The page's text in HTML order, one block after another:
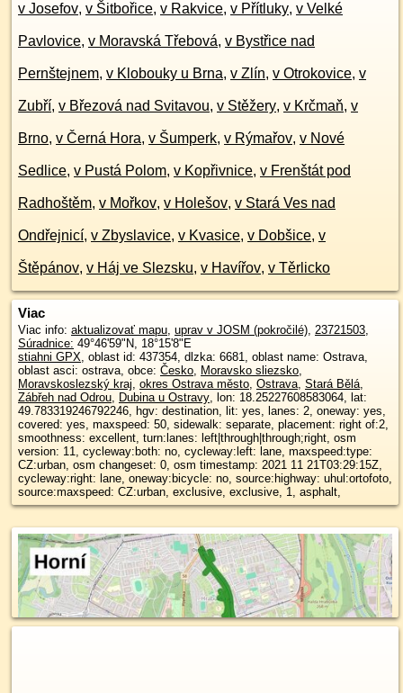
v Josefov, v Šitbořice, v Rakvice, v Přítluky, v Velké
Pavlovice, v Moravská Třebová, v Bystřice nad
Pernštejnem, v Klobouky u Brna, v Zlín, v Otrokovice, v
Zubří, v Březová nad Svitavou, v Stěžery, v Krčmaň, v
Brno, v Černá Hora, v Šumperk, v Rýmařov, v Nové
Sedlice, v Pustá Polom, v Kopřivnice, v Frenštát pod
Radhoštěm, v Mořkov, v Holešov, v Stará Ves nad
Ondřejnicí, v Zbyslavice, v Kvasice, v Dobšice, v
Štěpánov, v Háj ve Slezsku, v Havířov, v Těrlicko
Viac
Viac info: aktualizovať mapu, uprav v JOSM (pokročilé), 23721503,
Súradnice: 49°46'59"N, 18°15'8"E
stiahni GPX, oblast id: 437354, dlzka: 6681, oblast name: Ostrava,
oblast asci: ostrava, obce: Česko, Moravsko sliezsko,
Moravskoslezský kraj, okres Ostrava město, Ostrava, Stará Bělá,
Zábřeh nad Odrou, Dubina u Ostravy, lon: 18.25227608583064, lat:
49.783319246792246, hgv: destination, lit: yes, lanes: 2, oneway: yes,
covered: yes, maxspeed: 50, sidewalk: separate, placement: right of:2,
smoothness: excellent, turn:lanes: left|through|through;right, osm
version: 11, cycleway:both: no, cycleway:left: lane, maxspeed:type:
CZ:urban, osm changeset: 0, osm timestamp: 2021 11 21T03:29:15Z,
cycleway:right: lane, oneway:bicycle: no, source:highway: uhul:ortofoto,
source:maxspeed: CZ:urban, exclusive, exclusive, 1, asphalt,